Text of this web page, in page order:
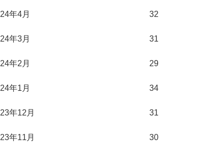
年4月 32
年3月 31
年2月 29
年1月 34
年12月 31
年11月 30